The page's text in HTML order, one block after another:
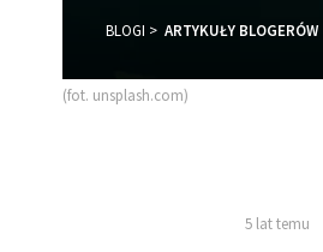
BLOGI ARTYKUŁY BLOGERÓW
(fot. unsplash.com)
5 lat temu